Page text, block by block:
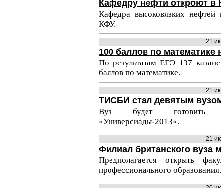
Кафедру нефти откроют в
Кафедра высоковязких
КФУ.
21
100 баллов по математике
По результатам ЕГЭ 137
баллов по математике.
21
ТИСБИ стал девятым
Вуз будет готовить
«Универсиады-2013».
21
Филиал британского вуза
Предполагается открыть
профессионального образования.